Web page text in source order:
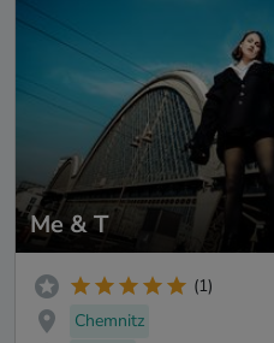
Me & T
(1)
Chemnitz